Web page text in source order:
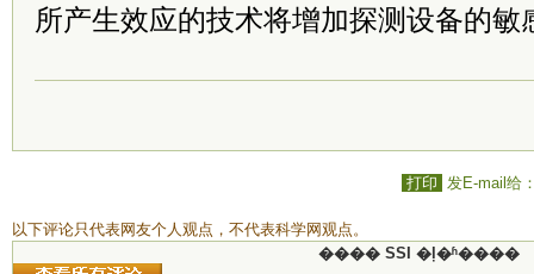
所产生效应的技术将增加探测设备的敏
打印 发E-mail给
以下评论只代表网友个人观点，不代表科学网观点。
���� SSI �ļ�ʱ����